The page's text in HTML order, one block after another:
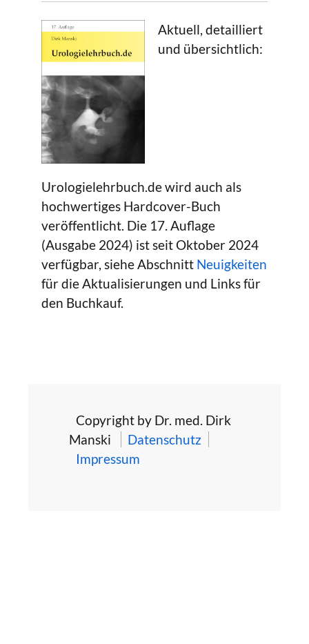
Aktuell, detailliert
und übersichtlich:
Urologielehrbuch.de wird auch als
hochwertiges Hardcover-Buch
veröffentlicht. Die 17. Auflage
(Ausgabe 2024) ist seit Oktober 2024
verfügbar, siehe Abschnitt Neuigkeiten
für die Aktualisierungen und Links für
den Buchkauf.
Copyright by Dr. med. Dirk
Manski
Datenschutz
Impressum